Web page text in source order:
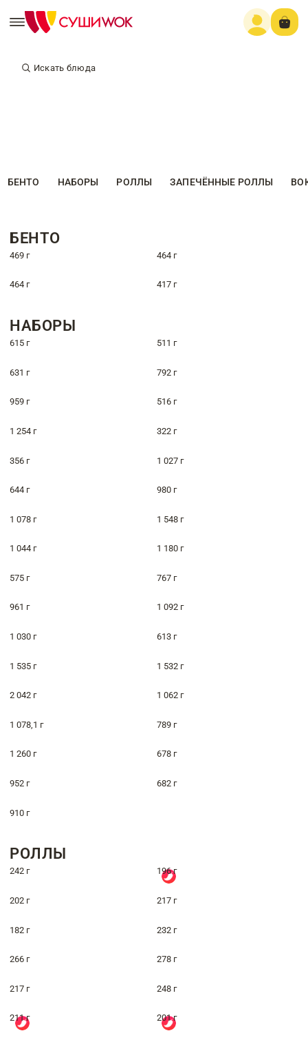
Искать блюда
БЕНТО НАБОРЫ РОЛЛЫ ЗАПЕЧЁННЫЕ РОЛЛЫ
БЕНТО
469 г 464 г
464 г 417 г
НАБОРЫ
615 г 511 г
631 г 792 г
959 г 516 г
1 254 г 322 г
356 г 1 027 г
644 г 980 г
1 078 г 1 548 г
1 044 г 1 180 г
575 г 767 г
961 г 1 092 г
1 030 г 613 г
1 535 г 1 532 г
2 042 г 1 062 г
1 078,1 г 789 г
1 260 г 678 г
952 г 682 г
910 г
РОЛЛЫ
242 г 196 г
202 г 217 г
182 г 232 г
266 г 278 г
217 г 248 г
211 г 201 г